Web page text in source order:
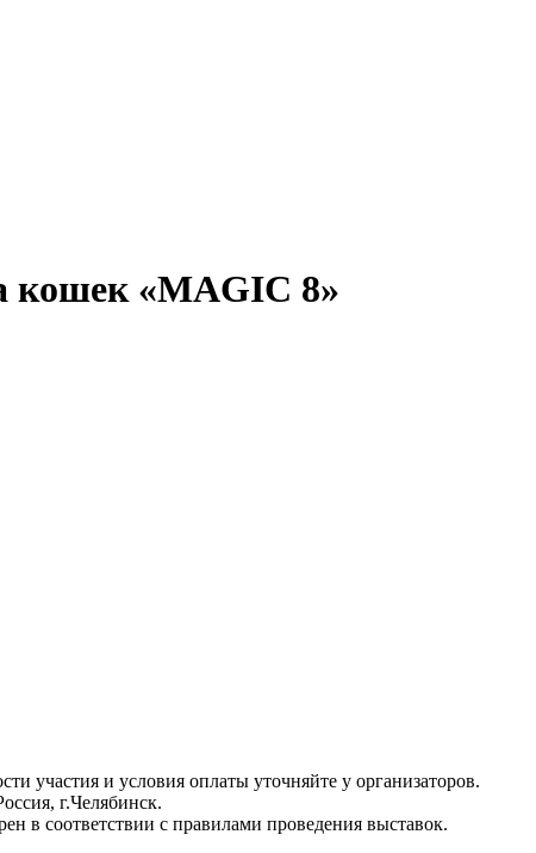
кошек «MAGIC 8»
участия и условия оплаты уточняйте у организаторов.
г.Челябинск.
в соответствии с правилами проведения выставок.